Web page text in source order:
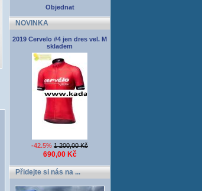
Objednat
NOVINKA
2019 Cervelo #4 jen dres vel. M
skladem
-42.5% 1 200,00 Kč
690,00 Kč
Přidejte si nás na ...